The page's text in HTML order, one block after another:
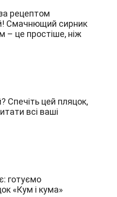
рецептом
Смачнющий сирник
– це простіше, ніж
Спечіть цей пляцок,
всі ваші
готуємо
«Кум і кума»